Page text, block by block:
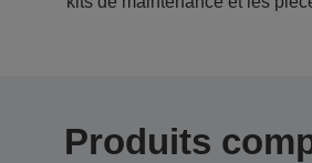
Produits